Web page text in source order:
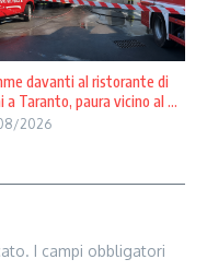
davanti al ristorante di
a Taranto, paura vicino al ...
2026
I campi obbligatori